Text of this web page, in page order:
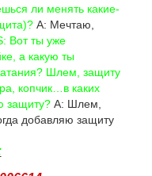
ли менять какие-
А: Мечтаю,
Вот ты уже
а какую ты
Шлем, защиту
копчик…в каких
защиту? А: Шлем,
добавляю защиту